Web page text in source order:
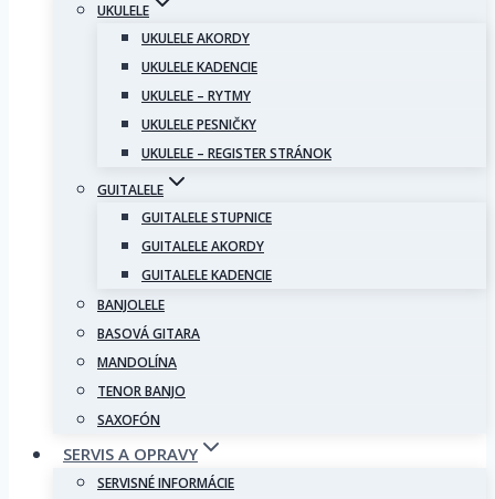
UKULELE
UKULELE AKORDY
UKULELE KADENCIE
UKULELE – RYTMY
UKULELE PESNIČKY
UKULELE – REGISTER STRÁNOK
GUITALELE
GUITALELE STUPNICE
GUITALELE AKORDY
GUITALELE KADENCIE
BANJOLELE
BASOVÁ GITARA
MANDOLÍNA
TENOR BANJO
SAXOFÓN
SERVIS A OPRAVY
SERVISNÉ INFORMÁCIE